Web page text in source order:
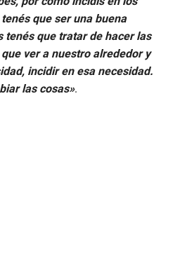
que ser una buena
tenés que tratar de hacer las
ver a nuestro alrededor y
incidir en esa necesidad.
las cosas».